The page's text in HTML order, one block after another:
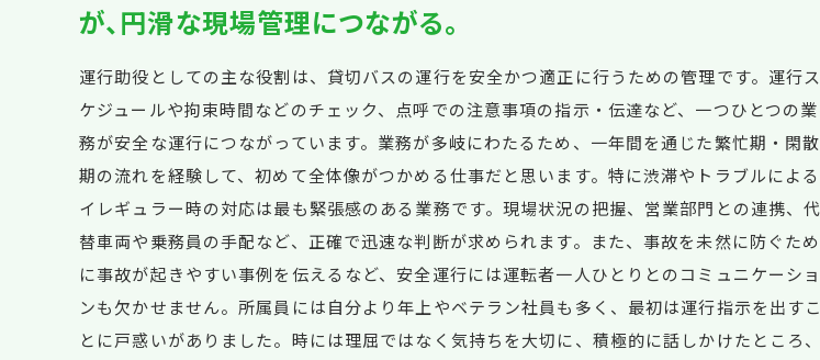
が、円滑な現場管理につながる。
運行助役としての主な役割は、貸切バスの運行を安全かつ適正に行うための管理です。運行ス
ケジュールや拘束時間などのチェック、点呼での注意事項の指示・伝達など、一つひとつの業
務が安全な運行につながっています。業務が多岐にわたるため、一年間を通じた繁忙期・閑散
期の流れを経験して、初めて全体像がつかめる仕事だと思います。特に渋滞やトラブルによる
イレギュラー時の対応は最も緊張感のある業務です。現場状況の把握、営業部門との連携、代
替車両や乗務員の手配など、正確で迅速な判断が求められます。また、事故を未然に防ぐため
に事故が起きやすい事例を伝えるなど、安全運行には運転者一人ひとりとのコミュニケーショ
ンも欠かせません。所属員には自分より年上やベテラン社員も多く、最初は運行指示を出すこ
とに戸惑いがありました。時には理屈ではなく気持ちを大切に、積極的に話しかけたところ、